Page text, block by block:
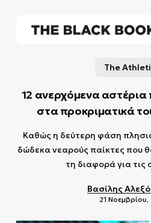
The
12 ανερχόμενα αστέρια
στα προκριματικά
Καθώς η δεύτερη φάση
δώδεκα νεαρούς παίκτες που
τη διαφορά για τις
Βασίλης
21